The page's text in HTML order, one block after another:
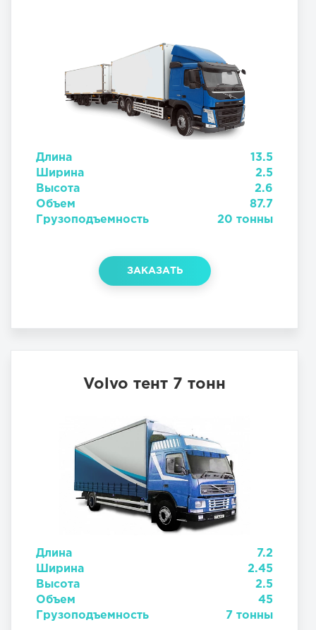
Длина
13.5
Ширина
2.5
Высота
2.6
Объем
87.7
Грузоподъемность
20 тонны
ЗАКАЗАТЬ
Volvo тент 7 тонн
Длина
7.2
Ширина
2.45
Высота
2.5
Объем
45
Грузоподъемность
7 тонны